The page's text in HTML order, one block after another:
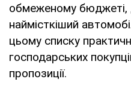
обмеженому бюджеті,
наймісткіший
цьому списку
господарських
пропозиції.